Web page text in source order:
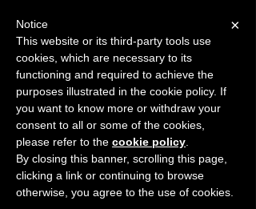
START FOR FREE Ask Valkyrie
Groups
×
Notice
This website or its third-party tools use
cookies, which are necessary to its
functioning and required to achieve the
purposes illustrated in the cookie policy. If
you want to know more or withdraw your
consent to all or some of the cookies,
please refer to the cookie policy
By closing this banner, scrolling this page,
clicking a link or continuing to browse
otherwise, you agree to the use of cookies.